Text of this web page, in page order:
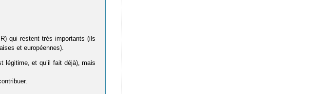
qui restent très importants (ils
et européennes).
légitime, et qu’il fait déjà), mais